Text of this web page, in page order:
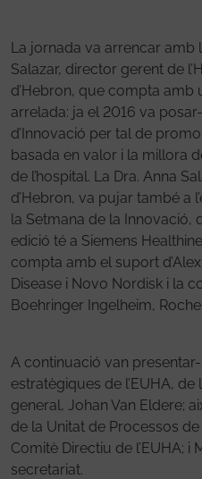
La jornada va arrencar amb
Salazar, director gerent de
d’Hebron, que compta
arrelada: ja el 2016 va
d’Innovació per tal de
basada en valor i la millora
de l’hospital. La Dra. Anna
d’Hebron, va pujar també a
la Setmana de la Innovació,
edició té a Siemens
compta amb el suport
Disease i Novo Nordisk i la
Boehringer Ingelheim,
A continuació van
estratègiques de l’EUHA,
general, Johan Van Eldere;
de la Unitat de Processos
Comitè Directiu de l’EUHA; i
secretariat.